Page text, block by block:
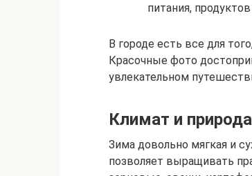
питания,
В городе есть все для
Красочные фото
увлекательном
Климат и природа
Зима довольно мягкая и
позволяет выращивать